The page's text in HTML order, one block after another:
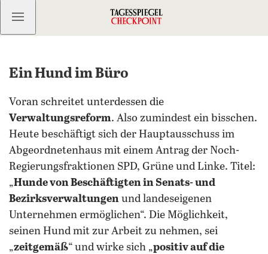
Kostenlos anmelden
Ein Hund im Büro
Voran schreitet unterdessen die
Verwaltungsreform. Also zumindest ein bisschen.
Heute beschäftigt sich der Hauptausschuss im
Abgeordnetenhaus mit einem Antrag der Noch-
Regierungsfraktionen SPD, Grüne und Linke. Titel:
„Hunde von Beschäftigten in Senats- und
Bezirksverwaltungen und landeseigenen
Unternehmen ermöglichen“. Die Möglichkeit,
seinen Hund mit zur Arbeit zu nehmen, sei
„zeitgemäß“ und wirke sich „positiv auf die